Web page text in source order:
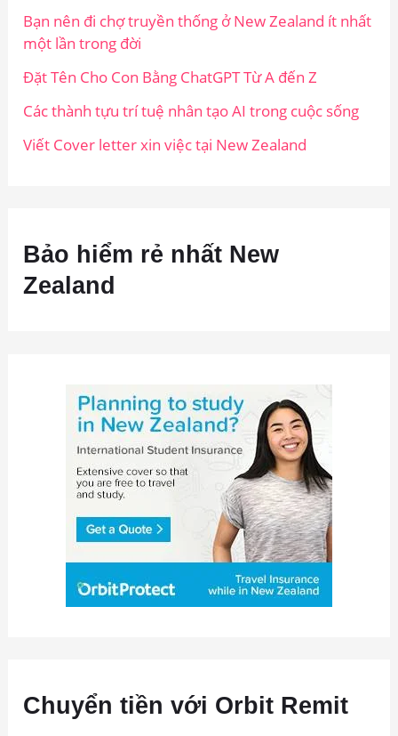
Bạn nên đi chợ truyền thống ở New Zealand ít nhất
một lần trong đời
Đặt Tên Cho Con Bằng ChatGPT Từ A đến Z
Các thành tựu trí tuệ nhân tạo AI trong cuộc sống
Viết Cover letter xin việc tại New Zealand
Bảo hiểm rẻ nhất New
Zealand
Chuyển tiền với Orbit Remit